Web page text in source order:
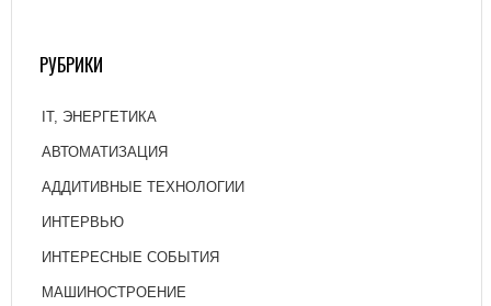
РУБРИКИ
IT, ЭНЕРГЕТИКА
АВТОМАТИЗАЦИЯ
АДДИТИВНЫЕ ТЕХНОЛОГИИ
ИНТЕРВЬЮ
ИНТЕРЕСНЫЕ СОБЫТИЯ
МАШИНОСТРОЕНИЕ